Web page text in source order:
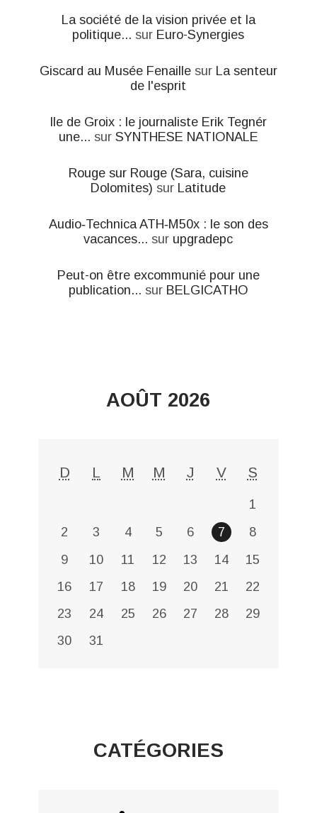
La société de la vision privée et la
politique... sur Euro-Synergies
Giscard au Musée Fenaillesur La senteur
de l'esprit
Ile de Groix : le journaliste Erik Tegnér
une... sur SYNTHESE NATIONALE
Rouge sur Rouge (Sara, cuisine
Dolomites) sur Latitude
Audio‑Technica ATH‑M50x : le son des
vacances... sur upgradepc
Peut-on être excommunié pour une
publication... sur BELGICATHO
AOÛT 2026
D L M M J V S
1
2
3 4 5 6 7
8
9
10 11 12 13 14
15
16
17 18 19 20 21
22
23
24 25 26 27 28
29
30
31
CATÉGORIES